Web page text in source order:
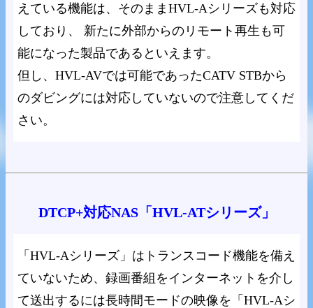
えている機能は、そのままHVL-Aシリーズも対応
しており、 新たに外部からのリモート再生も可
能になった製品であるといえます。
但し、HVL-AVでは可能であったCATV STBから
のダビングには対応していないので注意してくだ
さい。
DTCP+対応NAS「HVL-ATシリーズ」
「HVL-Aシリーズ」はトランスコード機能を備え
ていないため、録画番組をインターネットを介し
て送出するには長時間モードの映像を「HVL-Aシ